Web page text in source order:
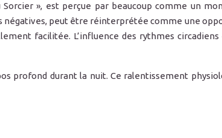
Sorcier », est perçue par beaucoup comme un
peut être réinterprétée comme une
facilitée. L’influence des rythmes
profond durant la nuit. Ce ralentissement